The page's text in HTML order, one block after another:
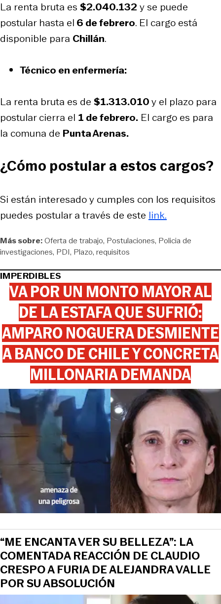
La renta bruta es $2.040.132 y se puede
postular hasta el 6 de febrero. El cargo está
disponible para Chillán.
Técnico en enfermería:
La renta bruta es de $1.313.010y el plazo para
postular cierra el 1 de febrero. El cargo es para
la comuna de Punta Arenas.
¿Cómo postular a estos cargos?
Si están interesado y cumples con los requisitos
puedes postular a través de este link.
Más sobre:Oferta de trabajo Postulaciones Policia de
investigaciones PDI Plazo requisitos
IMPERDIBLES
VA POR UN MONTO MAYOR AL
DE LA ESTAFA QUE SUFRIÓ:
AMPARO NOGUERA DESMIENTE
A BANCO DE CHILE Y CONCRETA
MILLONARIA DEMANDA
“ME ENCANTA VER SU BELLEZA”: LA
COMENTADA REACCIÓN DE CLAUDIO
CRESPO A FURIA DE ALEJANDRA VALLE
POR SU ABSOLUCIÓN